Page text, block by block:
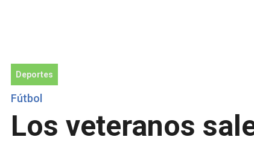
Deportes
Fútbol
Los veteranos